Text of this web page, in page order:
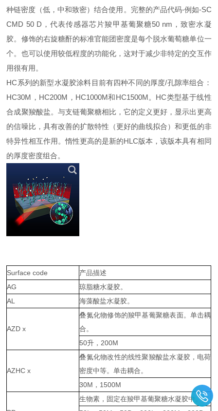
种链密度（低，中和致密）结合使用。完整的产品代码-例如-SC
CMD 50 D，代表传感器芯片羧甲基葡聚糖50 nm，致密水凝
胶。修饰的右旋糖酐的标准官能团密度是每个脱水葡萄糖单位一
个。也可以使用较低程度的功能化，这对于减少非特定的交互作
用很有用。
HC系列的新型水凝胶涂料目前有四种不同的厚度/孔隙率组合：
HC30M，HC200M，HC1000M和HC1500M。HC类型基于线性
合成聚羧酸盐。与支链葡聚糖相比，它的定义更好，显示出更高
的信噪比，具有改善的扩散特性（更好的曲线拟合）和更低的非
特异性相互作用。惰性更高的是新的HLC版本，该版本具有相同
的厚度密度组合。
Surface code
产品描述
AG
琼脂糖水凝胶。
AL
海藻酸盐水凝胶。
AZD x
叠氮化物修饰的羧甲基葡聚糖表面。单击耦
合。
50升，200M
AZHC x
叠氮化物改性的线性聚羧酸盐水凝胶，电荷
密度中等。单击耦合。
30M，1500M
生物素，固定在羧甲基葡聚糖水凝胶中。